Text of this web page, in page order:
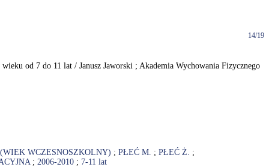
14/19
od 7 do 11 lat / Janusz Jaworski ; Akademia Wychowania Fizycznego
WCZESNOSZKOLNY) ; PŁEĆ M. ; PŁEĆ Ż. ;
; 2006-2010 ; 7-11 lat